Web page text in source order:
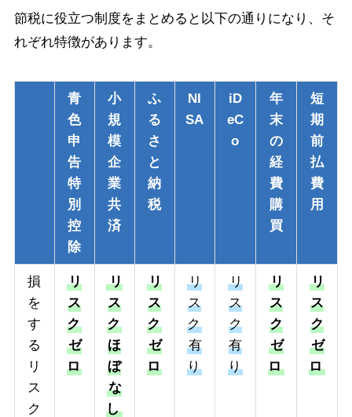
節税に役立つ制度をまとめると以下の通りになり、そ
れぞれ特徴があります。
青
色
申
告
特
別
控
除
小
規
模
企
業
共
済
ふ
る
さ
と
納
税
NI
SA
iD
eC
o
年
末
の
経
費
購
買
短
期
前
払
費
用
損
を
す
る
リ
ス
ク
リ
ス
ク
ゼ
ロ
リ
ス
ク
ほ
ぼ
な
し
リ
ス
ク
ゼ
ロ
リ
ス
ク
有
り
リ
ス
ク
有
り
リ
ス
ク
ゼ
ロ
リ
ス
ク
ゼ
ロ